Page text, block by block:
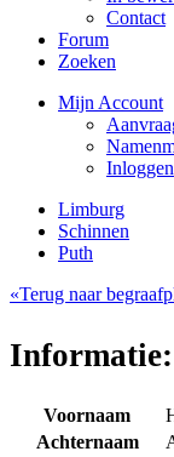
Contact
Forum
Zoeken
Mijn Account
Inloggen
Limburg
Schinnen
Puth
«Terug naar
Informatie:
Voornaam
Achternaam